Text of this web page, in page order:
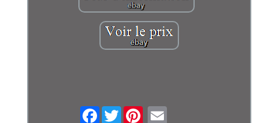
FacebookTwitter